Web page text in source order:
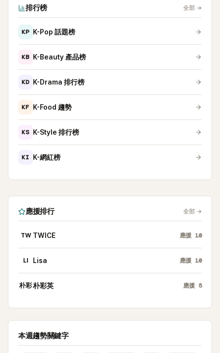
排行榜 全部 →
KP K-Pop 話題榜
KB K-Beauty 產品榜
KD K-Drama 排行榜
KF K-Food 趨勢
KS K-Style 排行榜
KI K-網紅榜
應援排行 全部 →
TW TWICE 應援 10
LI Lisa 應援 10
朴彩朴彩英 應援 5
本週趨勢關鍵字